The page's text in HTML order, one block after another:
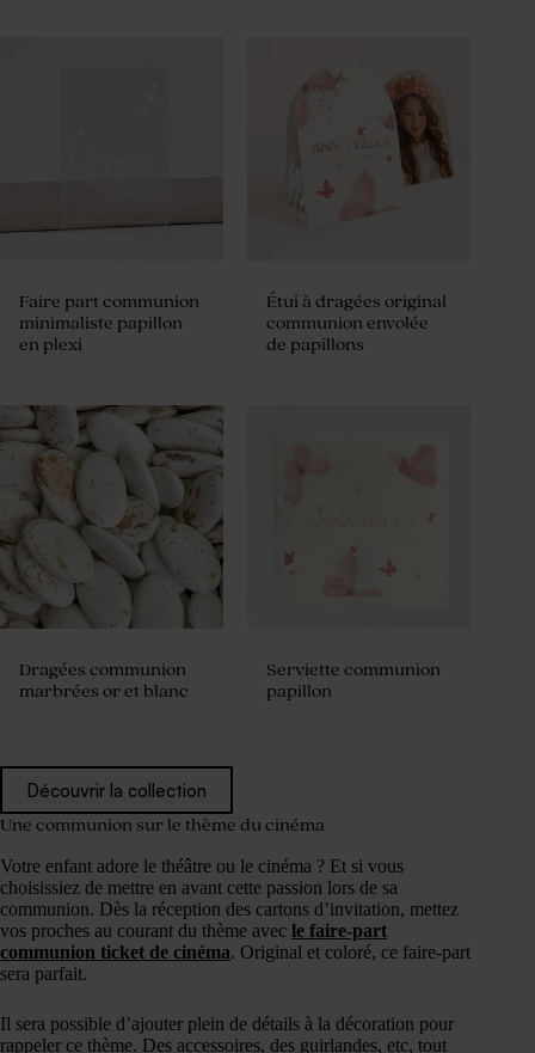
Faire part communion
minimaliste papillon
en plexi
Étui à dragées original
communion envolée
de papillons
Dragées communion
marbrées or et blanc
Serviette communion
papillon
Découvrir la collection
Une communion sur le thème du cinéma
Votre enfant adore le théâtre ou le cinéma ? Et si vous
choisissiez de mettre en avant cette passion lors de sa
communion. Dès la réception des cartons d’invitation, mettez
vos proches au courant du thème avec le faire-part
communion ticket de cinéma. Original et coloré, ce faire-part
sera parfait.
Il sera possible d’ajouter plein de détails à la décoration pour
rappeler ce thème. Des accessoires, des guirlandes, etc, tout